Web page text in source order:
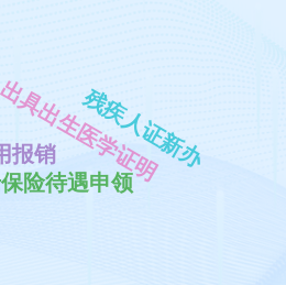
险待遇申领
报销出生医学证明
残疾人证新办